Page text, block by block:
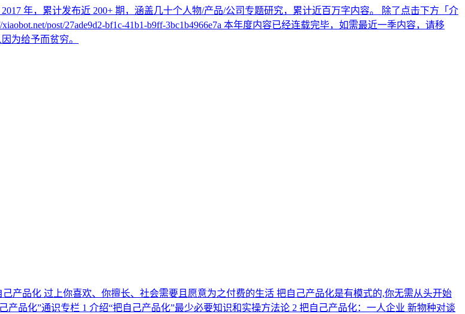
年，累计发布近 200+ 期，涵盖几十个人物/产品/公司专题研究，累计近百万字内容。 除了点击下方「介
post/27ade9d2-bf1c-41b1-b9ff-3bc1b4966e7a 本年度内容已经连载完毕，如需最近一季内容，请移
为给予而贫穷。
产品化 过上你喜欢、你擅长、社会需要且愿意为之付费的生活 把自己产品化是有模式的,你无需从头开始
品化”通识专栏 1 介绍“把自己产品化”最少必要知识和实操方法论 2 把自己产品化：一人企业 新物种对谈